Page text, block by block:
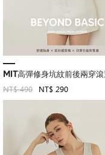
MIT高彈修身坑紋前後兩穿
NT$ 490 NT$ 290